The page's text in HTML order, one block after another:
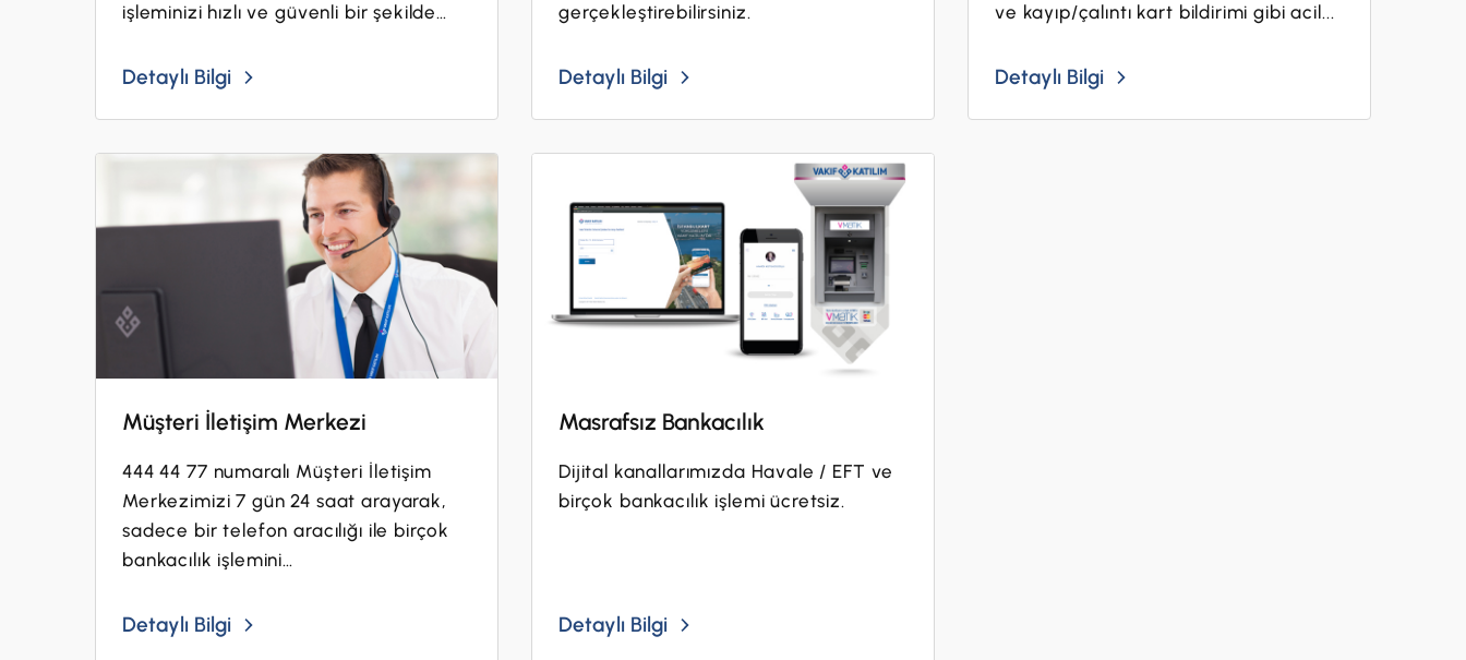
işleminizi hızlı ve güvenli bir şekilde
Detaylı Bilgi
gerçekleştirebilirsiniz.
Detaylı Bilgi
ve kayıp/çalıntı kart bildirimi gibi acil...
Detaylı Bilgi
Müşteri İletişim Merkezi
444 44 77 numaralı Müşteri İletişim
Merkezimizi 7 gün 24 saat arayarak,
sadece bir telefon aracılığı ile birçok
bankacılık işlemini
Detaylı Bilgi
Masrafsız Bankacılık
Dijital kanallarımızda Havale / EFT ve
birçok bankacılık işlemi ücretsiz.
Detaylı Bilgi